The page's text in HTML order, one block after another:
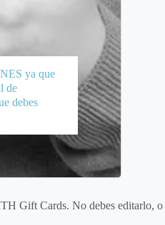
ya que
de
debes
Gift Cards. No debes